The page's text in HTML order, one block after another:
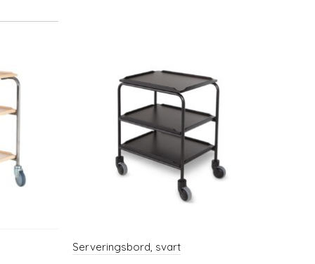
Serveringsbord, svart